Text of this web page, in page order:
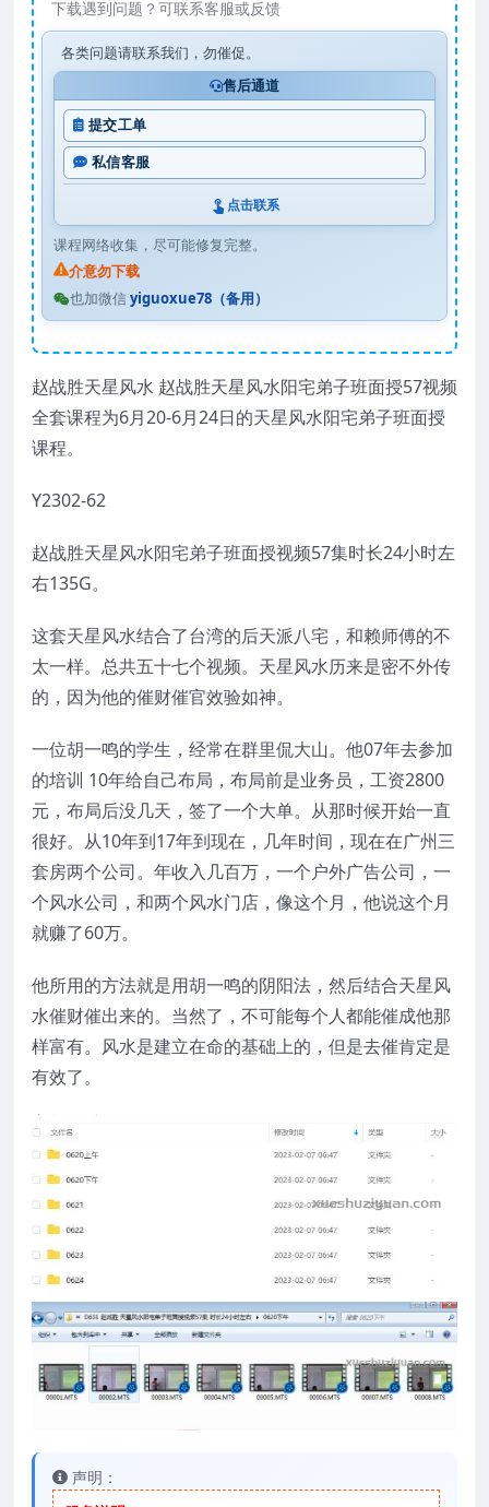
下载遇到问题？可联系客服或反馈
各类问题请联系我们，勿催促。
售后通道
提交工单
私信客服
点击联系
课程网络收集，尽可能修复完整。
介意勿下载
也加微信yiguoxue78（备用）
赵战胜天星风水 赵战胜天星风水阳宅弟子班面授57视频
全套课程为6月20-6月24日的天星风水阳宅弟子班面授
课程。
Y2302-62
赵战胜天星风水阳宅弟子班面授视频57集时长24小时左
右135G。
这套天星风水结合了台湾的后天派八宅，和赖师傅的不
太一样。总共五十七个视频。天星风水历来是密不外传
的，因为他的催财催官效验如神。
一位胡一鸣的学生，经常在群里侃大山。他07年去参加
的培训 10年给自己布局，布局前是业务员，工资2800
元，布局后没几天，签了一个大单。从那时候开始一直
很好。从10年到17年到现在，几年时间，现在在广州三
套房两个公司。年收入几百万，一个户外广告公司，一
个风水公司，和两个风水门店，像这个月，他说这个月
就赚了60万。
他所用的方法就是用胡一鸣的阴阳法，然后结合天星风
水催财催出来的。当然了，不可能每个人都能催成他那
样富有。风水是建立在命的基础上的，但是去催肯定是
有效了。
声明：